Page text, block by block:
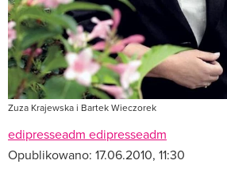
Zuza Krajewska i Bartek Wieczorek
edipresseadm edipresseadm
Opublikowano: 17.06.2010, 11:30